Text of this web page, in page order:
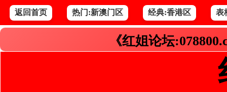
返回首页 热门:新澳门区 经典:香港区 表
《红姐论坛